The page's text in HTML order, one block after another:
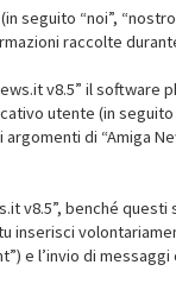
“noi”,
raccolte
v8.5” il
utente (in
di “Amiga
v8.5”, benché
e l’invio di